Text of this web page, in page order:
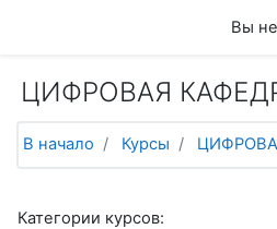
Вы
ЦИФРОВАЯ
В начало Курсы
Категории курсов: